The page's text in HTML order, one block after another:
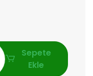
Sepete
Ekle